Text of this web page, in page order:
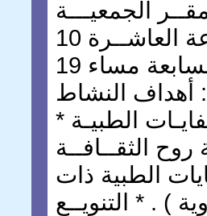
الجمعيـــة
التوقيت : من الساعة العاشــرة 10h
صبــاحا إلى غــاية السابعة مساء 19h
أهداف النشاط :
* ترشيــد عمليـة فـرز النفايـات الطبيـة
روح الثقــافــة
الطبية ذات
) . * التنويــع